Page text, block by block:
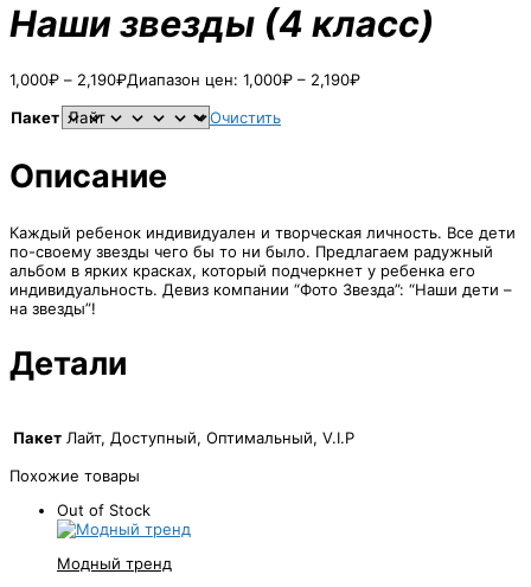
Наши звезды (4 класс)
1,000₽ – 2,190₽Диапазон цен: 1,000₽ – 2,190₽
Пакет
Очистить
Описание
Каждый ребенок индивидуален и творческая личность. Все дети
по-своему звезды чего бы то ни было. Предлагаем радужный
альбом в ярких красках, который подчеркнет у ребенка его
индивидуальность. Девиз компании “Фото Звезда”: “Наши дети –
на звезды”!
Детали
Пакет Лайт, Доступный, Оптимальный, V.I.P
Похожие товары
Out of Stock
Модный тренд